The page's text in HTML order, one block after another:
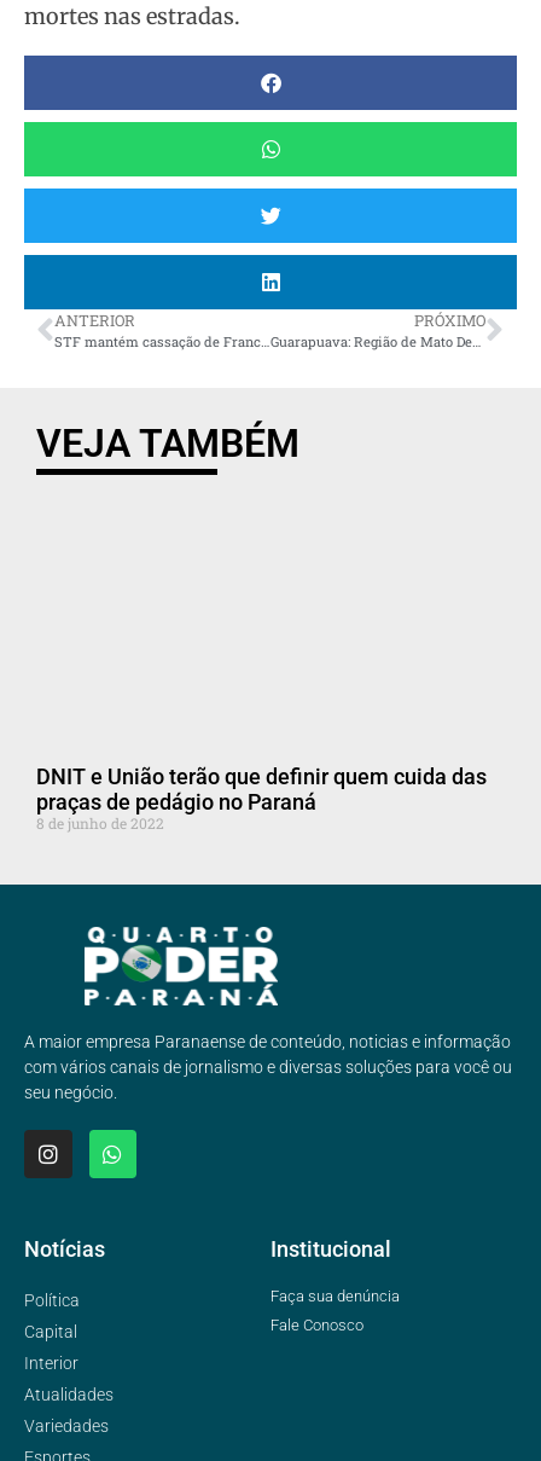
mortes nas estradas.
ANTERIOR
STF mantém cassação de Francischini
PRÓXIMO
Guarapuava: Região de Mato Dentro, no Distrito do Guairacá, passa a ter água potável
VEJA TAMBÉM
DNIT e União terão que definir quem cuida das
praças de pedágio no Paraná
8 de junho de 2022
A maior empresa Paranaense de conteúdo, noticias e informação
com vários canais de jornalismo e diversas soluções para você ou
seu negócio.
Notícias
Política
Capital
Interior
Atualidades
Variedades
Esportes
Institucional
Faça sua denúncia
Fale Conosco